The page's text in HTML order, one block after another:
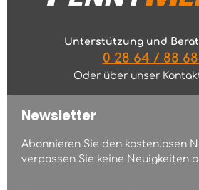
Unterstützung und
0 28 64 / 88
Oder über unser
Newsletter
Abonnieren Sie den kostenlosen
verpassen Sie keine Neuigkeiten